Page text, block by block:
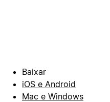
Baixar
iOS e Android
Mac e Windows